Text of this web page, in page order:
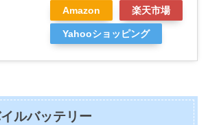
Amazon 楽天市場
Yahooショッピング
ルバッテリー